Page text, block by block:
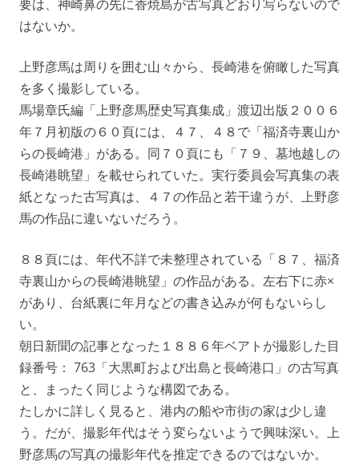
要は、神崎鼻の先に香焼島が古写真どおり写らないので
はないか。
上野彦馬は周りを囲む山々から、長崎港を俯瞰した写真
を多く撮影している。
馬場章氏編「上野彦馬歴史写真集成」渡辺出版２００６
年７月初版の６０頁には、４７、４８で「福済寺裏山か
らの長崎港」がある。同７０頁にも「７９、墓地越しの
長崎港眺望」を載せられていた。実行委員会写真集の表
紙となった古写真は、４７の作品と若干違うが、上野彦
馬の作品に違いないだろう。
８８頁には、年代不詳で未整理されている「８７、福済
寺裏山からの長崎港眺望」の作品がある。左右下に赤×
があり、台紙裏に年月などの書き込みが何もないらし
い。
朝日新聞の記事となった１８８６年ベアトが撮影した目
録番号： 763「大黒町および出島と長崎港口」の古写真
と、まったく同じような構図である。
たしかに詳しく見ると、港内の船や市街の家は少し違
う。だが、撮影年代はそう変らないようで興味深い。上
野彦馬の写真の撮影年代を推定できるのではないか。